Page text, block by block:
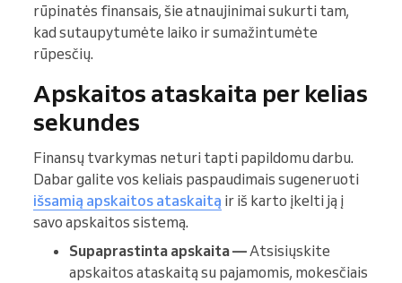
rūpinatės finansais, šie atnaujinimai sukurti tam,
kad sutaupytumėte laiko ir sumažintumėte
rūpesčių.
Apskaitos ataskaita per kelias
sekundes
Finansų tvarkymas neturi tapti papildomu darbu.
Dabar galite vos keliais paspaudimais sugeneruoti
išsamią apskaitos ataskaitą ir iš karto įkelti ją į
savo apskaitos sistemą.
Supaprastinta apskaita —Atsisiųskite
apskaitos ataskaitą su pajamomis, mokesčiais